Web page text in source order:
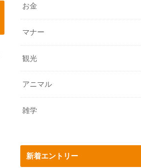
お金
マナー
観光
アニマル
雑学
新着エントリー